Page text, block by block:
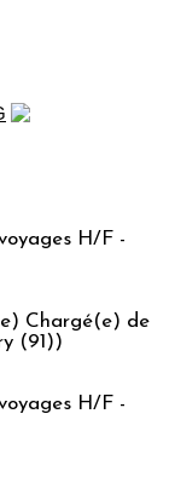
H/F -
Chargé(e) de
(91))
H/F -